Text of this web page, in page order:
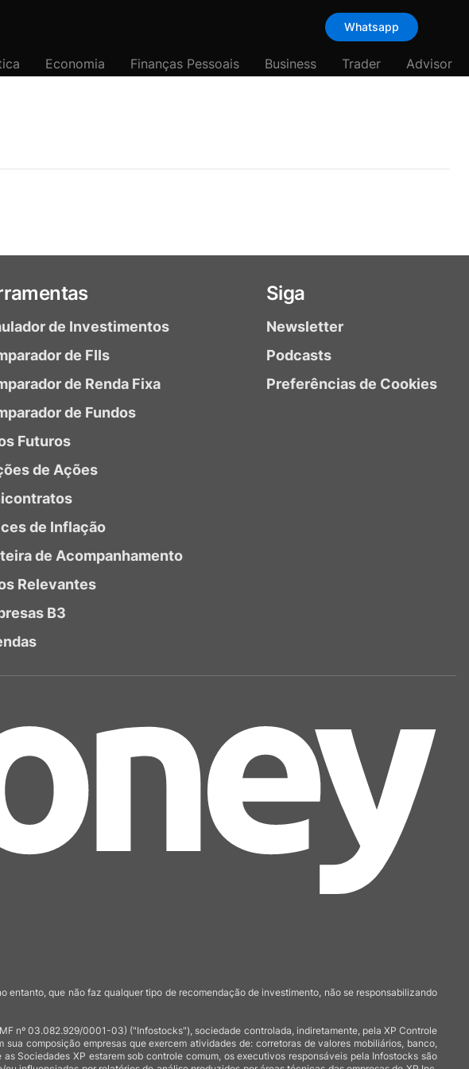
Whatsapp
Economia Finanças Pessoais Business Trader Advisor
de Investimentos
de FIIs
de Renda Fixa
de Fundos
Futuros
de Ações
de Inflação
de Acompanhamento
Relevantes
B3
Siga
Newsletter
Podcasts
Preferências de Cookies
que não faz qualquer tipo de recomendação de investimento, não se responsabilizando
nº 03.082.929/0001-03) ("Infostocks"), sociedade controlada, indiretamente, pela XP Controle
composição empresas que exercem atividades de: corretoras de valores mobiliários, banco,
Sociedades XP estarem sob controle comum, os executivos responsáveis pela Infostocks são